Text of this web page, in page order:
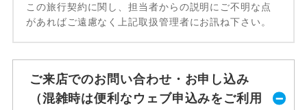
この旅行契約に関し、担当者からの説明にご不明な点
があればご遠慮なく上記取扱管理者にお訊ね下さい。
ご来店でのお問い合わせ・お申し込み
（混雑時は便利なウェブ申込みをご利用